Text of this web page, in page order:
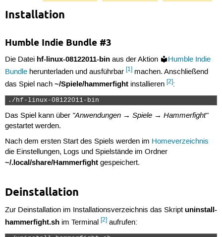
Installation
Humble Indie Bundle #3
Die Datei hf-linux-08122011-binaus der Aktion
Humble Indie
Bundleherunterladen und ausführbar [1]machen. Anschließend
das Spiel nach ~/Spiele/hammerfightinstallieren [2]:
./hf-linux-08122011-bin
Das Spiel kann über "Anwendungen → Spiele → Hammerfight"
gestartet werden.
Nach dem ersten Start des Spiels werden im Homeverzeichnis
die Einstellungen, Logs und Spielstände im Ordner
~/.local/share/Hammerfightgespeichert.
Deinstallation
Zur Deinstallation im Installationsverzeichnis das Skript uninstall-
hammerfight.shim Terminal [2]aufrufen: